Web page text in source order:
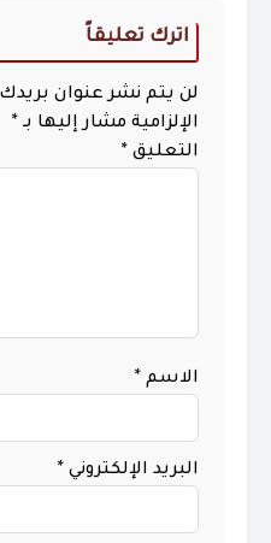
اترك تعليقاً
لن يتم نشر عنوان بريدك
الإلزامية مشار إليها بـ *
التعليق *
الاسم *
البريد الإلكتروني *